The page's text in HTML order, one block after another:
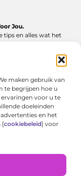
maken gebruik van
te begrijpen hoe u
voor u te
doeleinden
en het
[cookiebeleid] voor
Jou.
tips en alles wat het